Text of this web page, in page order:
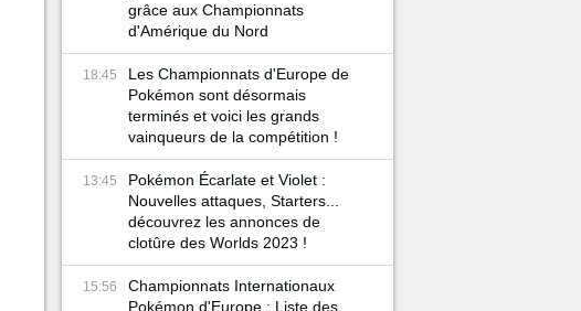
grâce aux Championnats
d'Amérique du Nord
18:45
Les Championnats d'Europe de
Pokémon sont désormais
terminés et voici les grands
vainqueurs de la compétition !
13:45
Pokémon Écarlate et Violet :
Nouvelles attaques, Starters...
découvrez les annonces de
clotûre des Worlds 2023 !
15:56
Championnats Internationaux
Pokémon d'Europe : Liste des